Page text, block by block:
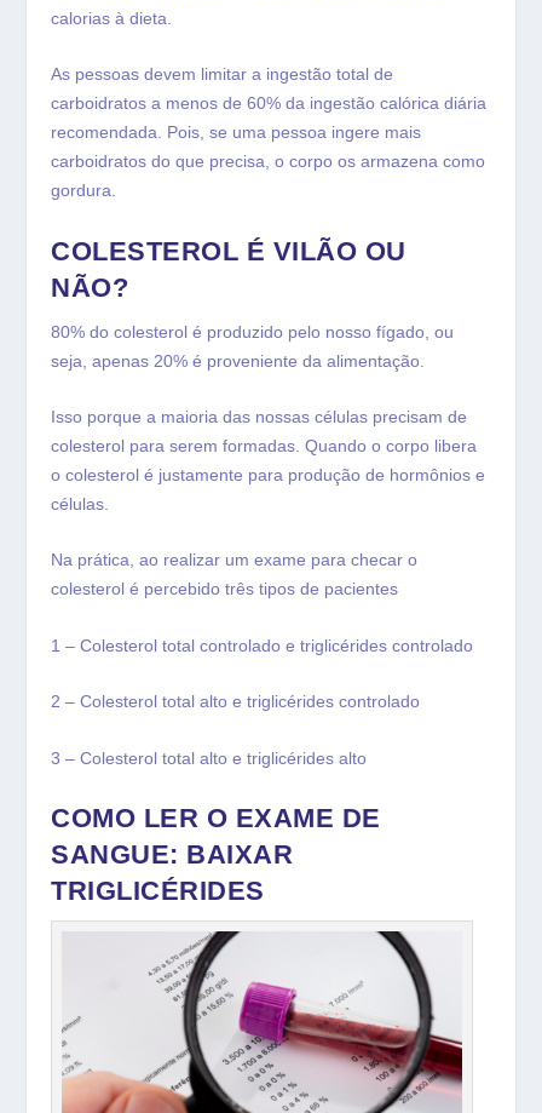
calorias à dieta.
As pessoas devem limitar a ingestão total de
carboidratos a menos de 60% da ingestão calórica diária
recomendada. Pois, se uma pessoa ingere mais
carboidratos do que precisa, o corpo os armazena como
gordura.
COLESTEROL É VILÃO OU
NÃO?
80% do colesterol é produzido pelo nosso fígado, ou
seja, apenas 20% é proveniente da alimentação.
Isso porque a maioria das nossas células precisam de
colesterol para serem formadas. Quando o corpo libera
o colesterol é justamente para produção de hormônios e
células.
Na prática, ao realizar um exame para checar o
colesterol é percebido três tipos de pacientes
1 – Colesterol total controlado e triglicérides controlado
2 – Colesterol total alto e triglicérides controlado
3 – Colesterol total alto e triglicérides alto
COMO LER O EXAME DE
SANGUE: BAIXAR
TRIGLICÉRIDES